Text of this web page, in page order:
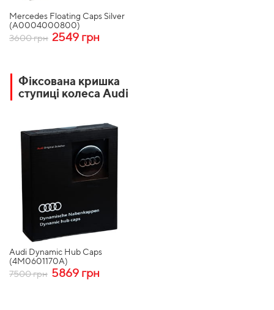
Mercedes Floating Caps Silver
(A0004000800)
3600 грн 2549 грн
Фіксована кришка
ступиці колеса Audi
Audi Dynamic Hub Caps
(4M0601170A)
7500 грн 5869 грн